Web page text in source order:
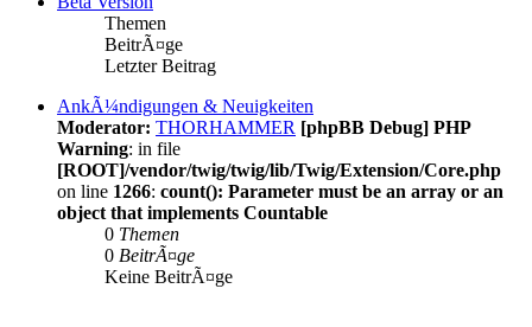
Themen
BeitrÃ¤ge
Letzter Beitrag
AnkÃ¼ndigungen & Neuigkeiten
Moderator: THORHAMMER [phpBB Debug] PHP
Warning: in file
[ROOT]/vendor/twig/twig/lib/Twig/Extension/Core.php
on line 1266: count(): Parameter must be an array or an
object that implements Countable
0 Themen
0 BeitrÃ¤ge
Keine BeitrÃ¤ge